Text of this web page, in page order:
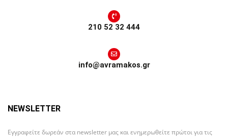
210 52 32 444
info@avramakos.gr
NEWSLETTER
Εγγραφείτε δωρεάν στα newsletter μας και ενημερωθείτε πρώτοι για τις